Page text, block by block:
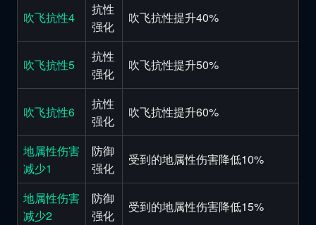
吹飞抗性4
抗性
强化
吹飞抗性提升40%
吹飞抗性5
抗性
强化
吹飞抗性提升50%
吹飞抗性6
抗性
强化
吹飞抗性提升60%
地属性伤害
减少1
防御
强化
受到的地属性伤害降低10%
地属性伤害
减少2
防御
强化
受到的地属性伤害降低15%